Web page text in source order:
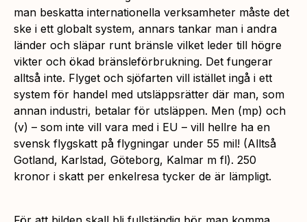
man beskatta internationella verksamheter måste det
ske i ett globalt system, annars tankar man i andra
länder och släpar runt bränsle vilket leder till högre
vikter och ökad bränsleförbrukning. Det fungerar
alltså inte. Flyget och sjöfarten vill istället ingå i ett
system för handel med utsläppsrätter där man, som
annan industri, betalar för utsläppen. Men (mp) och
(v) – som inte vill vara med i EU – vill hellre ha en
svensk flygskatt på flygningar under 55 mil! (Alltså
Gotland, Karlstad, Göteborg, Kalmar m fl). 250
kronor i skatt per enkelresa tycker de är lämpligt.